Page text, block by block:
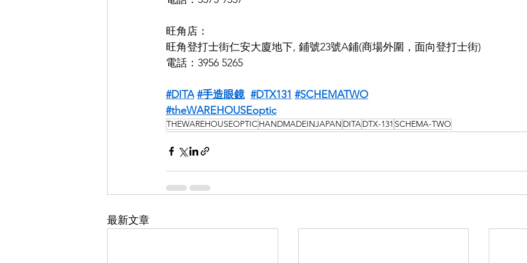
旺角店：
旺角登打士街仁安大廈地下, 鋪號23號A鋪(商場外圍，面向登打士街)
電話：3956 5265
#DITA #手造眼鏡 #DTX131 #SCHEMATWO
#theWAREHOUSEoptic
THEWAREHOUSEOPTICHANDMADEINJAPAN DITADTX-131 SCHEMA-TWO
最新文章